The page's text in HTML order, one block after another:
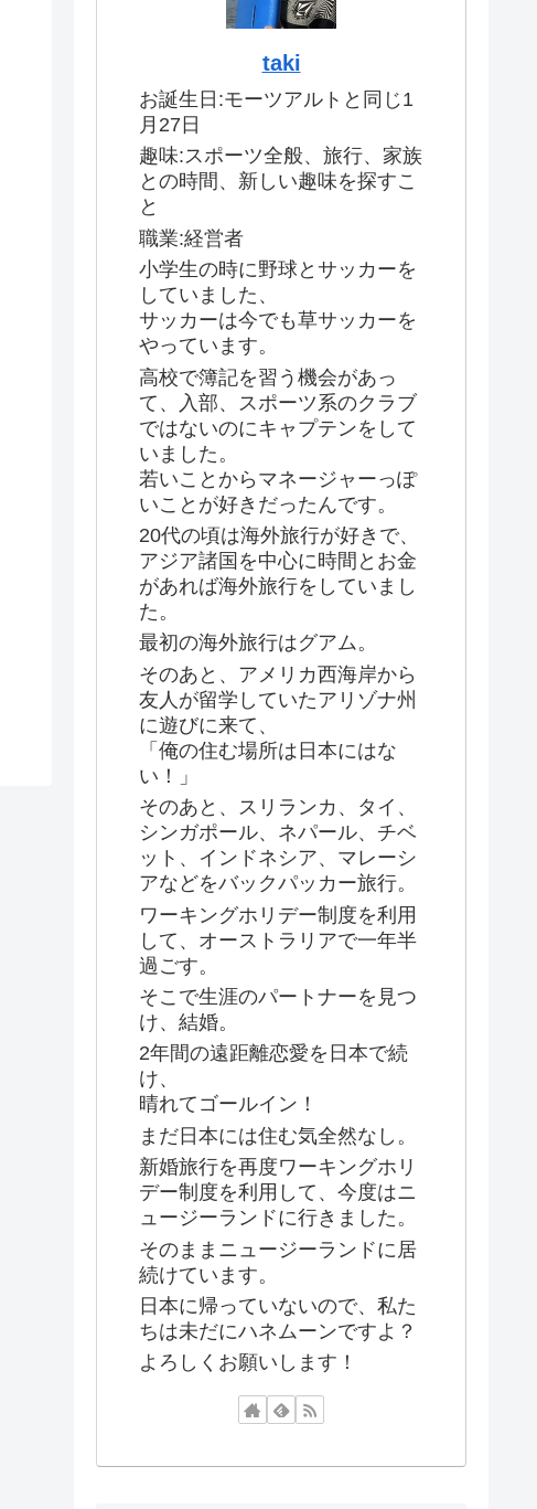
taki
お誕生日:モーツアルトと同じ1
月27日
趣味:スポーツ全般、旅行、家族
との時間、新しい趣味を探すこ
と
職業:経営者
小学生の時に野球とサッカーを
していました、
サッカーは今でも草サッカーを
やっています。
高校で簿記を習う機会があっ
て、入部、スポーツ系のクラブ
ではないのにキャプテンをして
いました。
若いことからマネージャーっぽ
いことが好きだったんです。
20代の頃は海外旅行が好きで、
アジア諸国を中心に時間とお金
があれば海外旅行をしていまし
た。
最初の海外旅行はグアム。
そのあと、アメリカ西海岸から
友人が留学していたアリゾナ州
に遊びに来て、
「俺の住む場所は日本にはな
い！」
そのあと、スリランカ、タイ、
シンガポール、ネパール、チベ
ット、インドネシア、マレーシ
アなどをバックパッカー旅行。
ワーキングホリデー制度を利用
して、オーストラリアで一年半
過ごす。
そこで生涯のパートナーを見つ
け、結婚。
2年間の遠距離恋愛を日本で続
け、
晴れてゴールイン！
まだ日本には住む気全然なし。
新婚旅行を再度ワーキングホリ
デー制度を利用して、今度はニ
ュージーランドに行きました。
そのままニュージーランドに居
続けています。
日本に帰っていないので、私た
ちは未だにハネムーンですよ？
よろしくお願いします！